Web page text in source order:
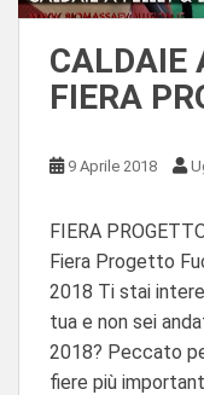
CALDAIE
FIERA
9 Aprile 2018
FIERA
Fiera Progetto
2018 Ti stai
tua e non sei
2018? Peccato
fiere più